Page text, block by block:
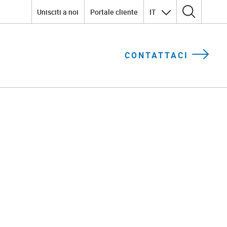
Unisciti a noi Portale cliente IT Ricerca per:
CONTATTACI